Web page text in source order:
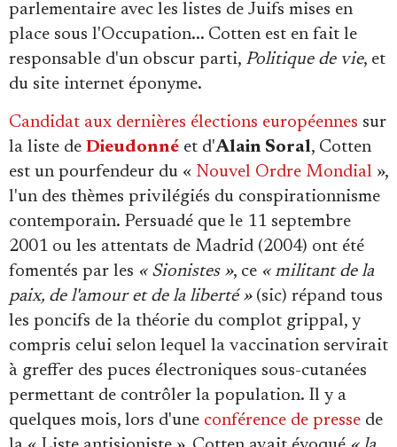
parlementaire avec les listes de Juifs mises en
place sous l'Occupation... Cotten est en fait le
responsable d'un obscur parti, Politique de vie, et
du site internet éponyme.
Candidat aux dernières élections européennes sur
la liste de Dieudonné et d'Alain Soral, Cotten
est un pourfendeur du « Nouvel Ordre Mondial »,
l'un des thèmes privilégiés du conspirationnisme
contemporain. Persuadé que le 11 septembre
2001 ou les attentats de Madrid (2004) ont été
fomentés par les « Sionistes », ce « militant de la
paix, de l'amour et de la liberté »(sic) répand tous
les poncifs de la théorie du complot grippal, y
compris celui selon lequel la vaccination servirait
à greffer des puces électroniques sous-cutanées
permettant de contrôler la population. Il y a
quelques mois, lors d'une conférence de presse de